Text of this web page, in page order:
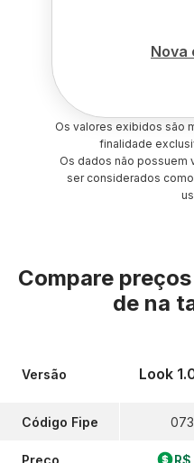
Nova
Os valores exibidos são
finalidade
Os dados não possuem
ser considerados
Compare
de na
Versão
Código Fipe
Preço
Look